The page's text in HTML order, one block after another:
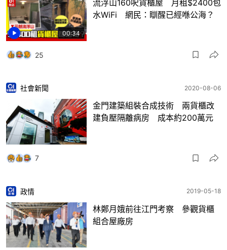
00:34
流浮山160呎貨櫃屋 月租$2400包
水WiFi 網民：瞓醒已經喺公海？
25
社會新聞 2020-08-06
金門建築組裝合成技術 兩貨櫃改
建負壓隔離病房 成本約200萬元
7
政情 2019-05-18
林鄭月娥前往江門考察 參觀貨櫃
組合屋廠房